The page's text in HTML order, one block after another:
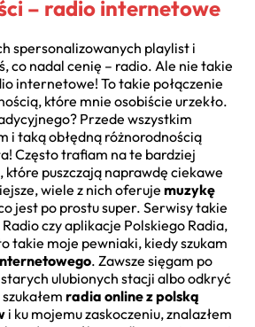
– radio internetowe
spersonalizowanych playlist i
co nadal cenię – radio. Ale nie takie
internetowe! To takie połączenie
które mnie osobiście urzekło.
Przede wszystkim
i taką obłędną różnorodnością
Często trafiam na te bardziej
które puszczają naprawdę ciekawe
wiele z nich oferuje muzykę
jest po prostu super. Serwisy takie
czy aplikacje Polskiego Radia,
takie moje pewniaki, kiedy szukam
. Zawsze sięgam po
starych ulubionych stacji albo odkryć
radia online z polską
i ku mojemu zaskoczeniu, znalazłem